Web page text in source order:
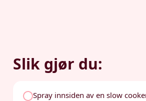
Slik gjør du:
Spray innsiden av en slow